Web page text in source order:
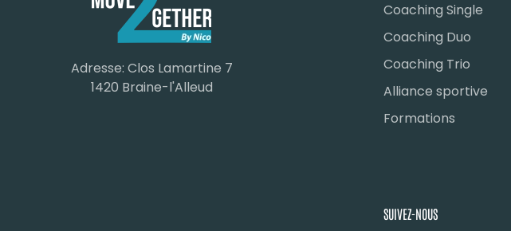
Adresse: Clos Lamartine 7
1420 Braine-l'Alleud
Coaching Single
Coaching Duo
Coaching Trio
Alliance sportive
Formations
SUIVEZ-NOUS